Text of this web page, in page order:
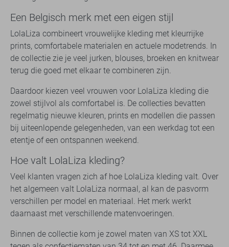
Een Belgisch merk met een eigen stijl
LolaLiza combineert vrouwelijke kleding met kleurrijke
prints, comfortabele materialen en actuele modetrends. In
de collectie zie je veel jurken, blouses, broeken en knitwear
terug die goed met elkaar te combineren zijn.
Daardoor kiezen veel vrouwen voor LolaLiza kleding die
zowel stijlvol als comfortabel is. De collecties bevatten
regelmatig nieuwe kleuren, prints en modellen die passen
bij uiteenlopende gelegenheden, van een werkdag tot een
etentje of een ontspannen weekend.
Hoe valt LolaLiza kleding?
Veel klanten vragen zich af hoe LolaLiza kleding valt. Over
het algemeen valt LolaLiza normaal, al kan de pasvorm
verschillen per model en materiaal. Het merk werkt
daarnaast met verschillende matenvoeringen.
Binnen de collectie kom je zowel maten van XS tot XXL